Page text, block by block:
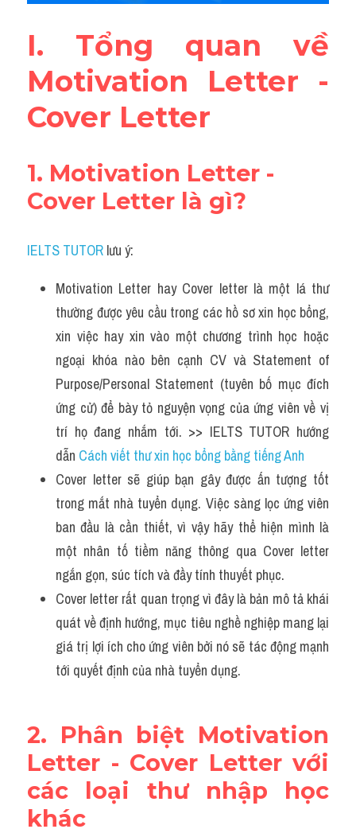
Listening
Speaking
Writing
Reading
Business
I. Tổng quan về
Motivation Letter -
Cover Letter
1. Motivation Letter -
Cover Letter là gì?
IELTS TUTOR lưu ý:
Motivation Letter hay Cover letter là một lá thư
thường được yêu cầu trong các hồ sơ xin học bổng,
xin việc hay xin vào một chương trình học hoặc
ngoại khóa nào bên cạnh CV và Statement of
Purpose/Personal Statement (tuyên bố mục đích
ứng cử) để bày tỏ nguyện vọng của ứng viên về vị
trí họ đang nhắm tới. >> IELTS TUTOR hướng
dẫn Cách viết thư xin học bổng bằng tiếng Anh
Cover letter sẽ giúp bạn gây được ấn tượng tốt
trong mắt nhà tuyển dụng. Việc sàng lọc ứng viên
ban đầu là cần thiết, vì vậy hãy thể hiện mình là
một nhân tố tiềm năng thông qua Cover letter
ngắn gọn, súc tích và đầy tính thuyết phục.
Cover letter rất quan trọng vì đây là bản mô tả khái
quát về định hướng, mục tiêu nghề nghiệp mang lại
giá trị lợi ích cho ứng viên bởi nó sẽ tác động mạnh
tới quyết định của nhà tuyển dụng.
2. Phân biệt Motivation
Letter - Cover Letter với
các loại thư nhập học
khác